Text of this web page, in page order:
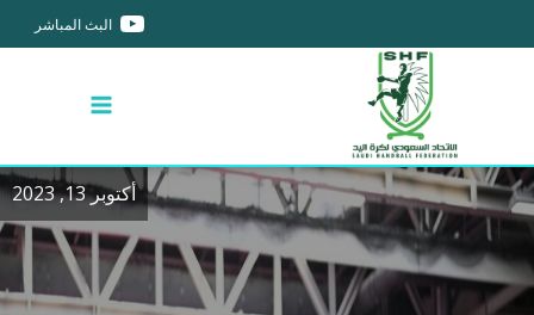
البث المباشر
أكتوبر 13, 2023